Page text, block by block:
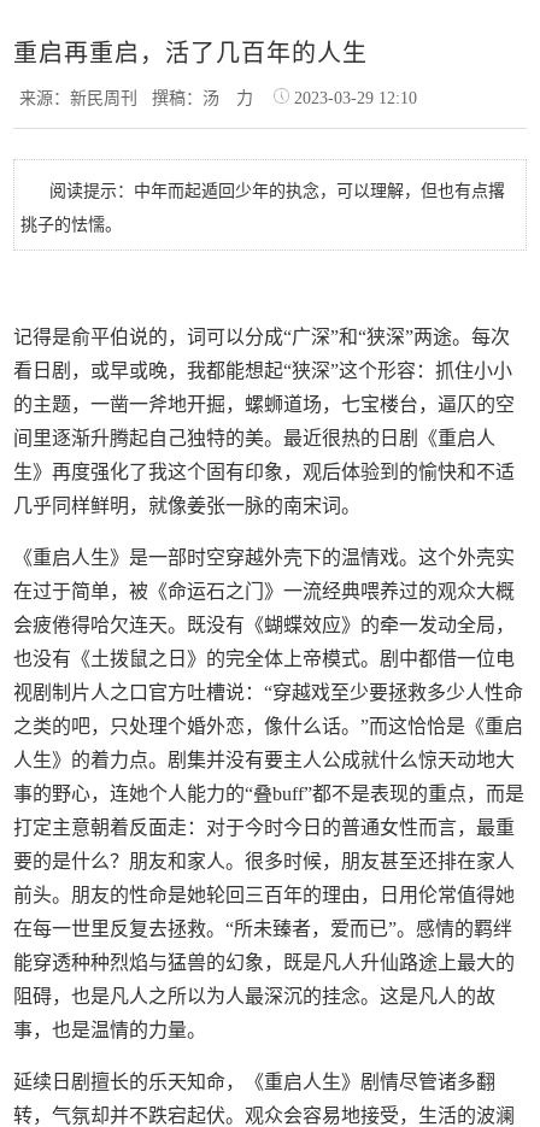
重启再重启，活了几百年的人生
来源：新民周刊撰稿：汤 力 2023-03-29 12:10
阅读提示：中年而起遁回少年的执念，可以理解，但也有点撂
挑子的怯懦。
记得是俞平伯说的，词可以分成“广深”和“狭深”两途。每次
看日剧，或早或晚，我都能想起“狭深”这个形容：抓住小小
的主题，一凿一斧地开掘，螺蛳道场，七宝楼台，逼仄的空
间里逐渐升腾起自己独特的美。最近很热的日剧《重启人
生》再度强化了我这个固有印象，观后体验到的愉快和不适
几乎同样鲜明，就像姜张一脉的南宋词。
《重启人生》是一部时空穿越外壳下的温情戏。这个外壳实
在过于简单，被《命运石之门》一流经典喂养过的观众大概
会疲倦得哈欠连天。既没有《蝴蝶效应》的牵一发动全局，
也没有《土拨鼠之日》的完全体上帝模式。剧中都借一位电
视剧制片人之口官方吐槽说：“穿越戏至少要拯救多少人性命
之类的吧，只处理个婚外恋，像什么话。”而这恰恰是《重启
人生》的着力点。剧集并没有要主人公成就什么惊天动地大
事的野心，连她个人能力的“叠buff”都不是表现的重点，而是
打定主意朝着反面走：对于今时今日的普通女性而言，最重
要的是什么？朋友和家人。很多时候，朋友甚至还排在家人
前头。朋友的性命是她轮回三百年的理由，日用伦常值得她
在每一世里反复去拯救。“所未臻者，爱而已”。感情的羁绊
能穿透种种烈焰与猛兽的幻象，既是凡人升仙路途上最大的
阻碍，也是凡人之所以为人最深沉的挂念。这是凡人的故
事，也是温情的力量。
延续日剧擅长的乐天知命，《重启人生》剧情尽管诸多翻
转，气氛却并不跌宕起伏。观众会容易地接受，生活的波澜